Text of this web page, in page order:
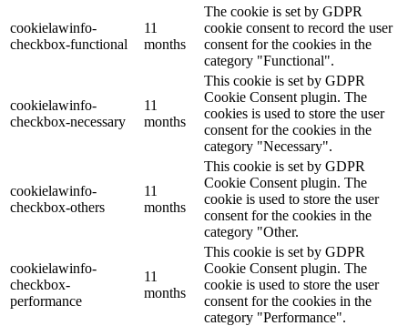
cookielawinfo-
checkbox-functional
11
months
The cookie is set by GDPR
cookie consent to record the user
consent for the cookies in the
category "Functional".
cookielawinfo-
checkbox-necessary
11
months
This cookie is set by GDPR
Cookie Consent plugin. The
cookies is used to store the user
consent for the cookies in the
category "Necessary".
cookielawinfo-
checkbox-others
11
months
This cookie is set by GDPR
Cookie Consent plugin. The
cookie is used to store the user
consent for the cookies in the
category "Other.
cookielawinfo-
checkbox-
performance
11
months
This cookie is set by GDPR
Cookie Consent plugin. The
cookie is used to store the user
consent for the cookies in the
category "Performance".